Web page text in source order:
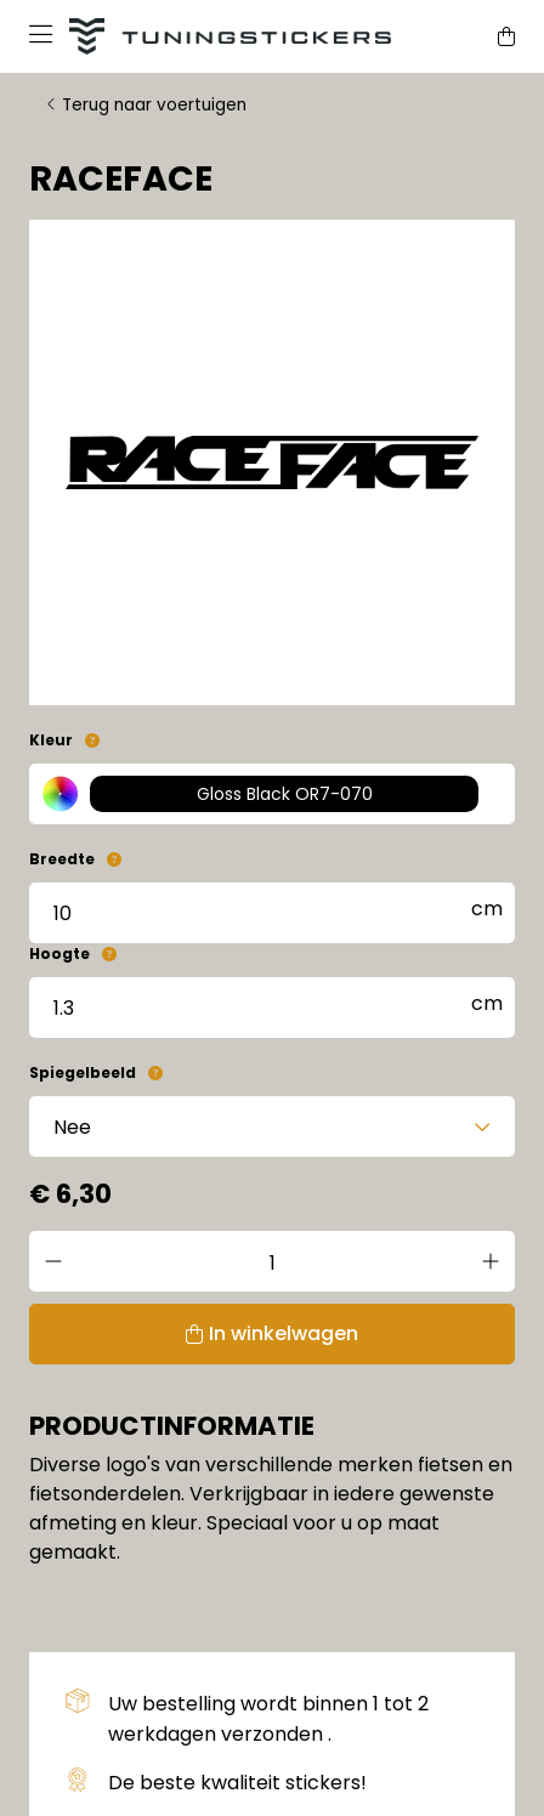
Terug naar voertuigen
RACEFACE
Kleur
Gloss Black OR7-070
Breedte
Hoogte
Spiegelbeeld
€ 6,30
In winkelwagen
PRODUCTINFORMATIE
Diverse logo's van verschillende merken fietsen en
fietsonderdelen. Verkrijgbaar in iedere gewenste
afmeting en kleur. Speciaal voor u op maat
gemaakt.
Uw bestelling wordt binnen 1 tot 2
werkdagen verzonden .
De beste kwaliteit stickers!